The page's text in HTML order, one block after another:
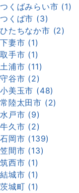
つくばみらい市 (1)
つくば市 (3)
ひたちなか市 (2)
下妻市 (1)
取手市 (1)
土浦市 (11)
守谷市 (2)
小美玉市 (48)
常陸太田市 (2)
水戸市 (9)
牛久市 (2)
石岡市 (139)
笠間市 (13)
筑西市 (1)
結城市 (1)
茨城町 (1)